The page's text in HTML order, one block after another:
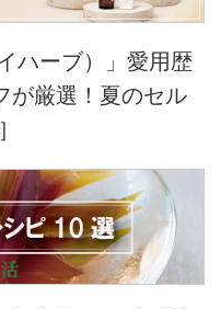
ハーブ）」愛用歴
が厳選！夏のセル